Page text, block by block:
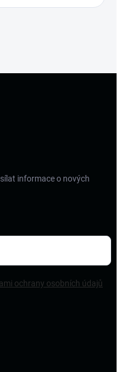
informace o nových
ochrany osobních údajů